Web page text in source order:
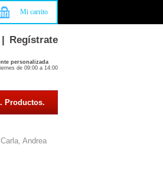
Mi carrito
| Regístrate
personalizada
de 09:00 a 14:00
Productos.
Andrea